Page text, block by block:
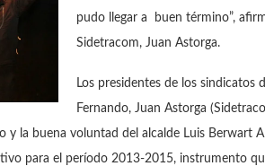
pudo llegar a buen término”,
Sidetracom, Juan Astorga.
Los presidentes de los sindicatos
Fernando, Juan Astorga
y la buena voluntad del alcalde Luis Berwart
para el período 2013-2015, instrumento